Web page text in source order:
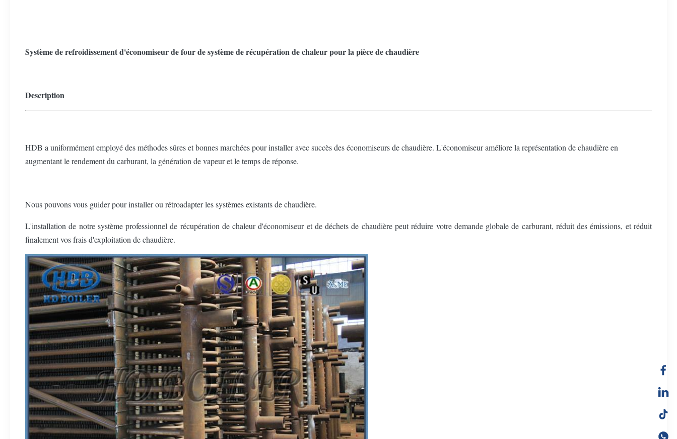
Système de refroidissement d'économiseur de four de système de récupération de chaleur pour la pièce de chaudière
Description
HDB a uniformément employé des méthodes sûres et bonnes marchées pour installer avec succès des économiseurs de chaudière. L'économiseur améliore la représentation de chaudière en
augmentant le rendement du carburant, la génération de vapeur et le temps de réponse.
Nous pouvons vous guider pour installer ou rétroadapter les systèmes existants de chaudière.
L'installation de notre système professionnel de récupération de chaleur d'économiseur et de déchets de chaudière peut réduire votre demande globale de carburant, réduit des émissions, et réduit
finalement vos frais d'exploitation de chaudière.